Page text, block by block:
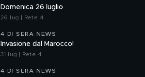
Domenica 26 luglio
26 lug | Rete 4
4 DI SERA NEWS
Invasione dal Marocco!
31 lug | Rete 4
4 DI SERA NEWS